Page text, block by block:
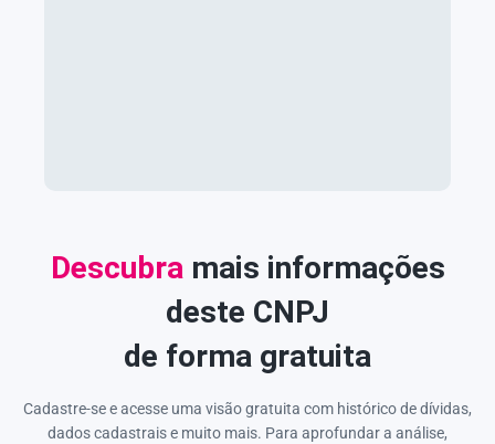
Descubra mais informações
deste CNPJ
de forma gratuita
Cadastre-se e acesse uma visão gratuita com histórico de dívidas,
dados cadastrais e muito mais. Para aprofundar a análise,